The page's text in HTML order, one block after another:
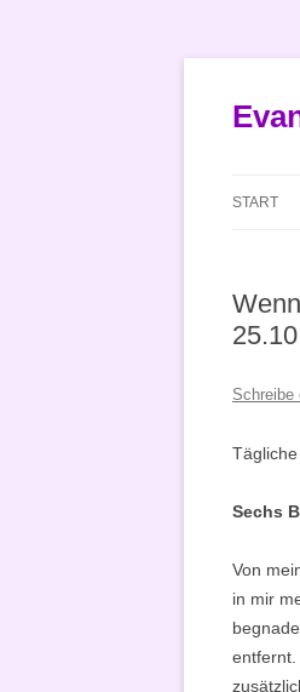
START
Schreibe
Sechs
Von
in mir
entfernt.